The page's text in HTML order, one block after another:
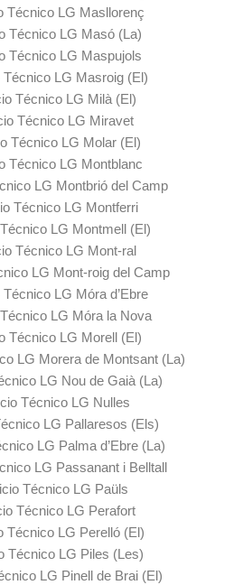
Técnico LG Masllorenç
Técnico LG Masó (La)
Técnico LG Maspujols
Técnico LG Masroig (El)
Técnico LG Milà (El)
Técnico LG Miravet
Técnico LG Molar (El)
Técnico LG Montblanc
LG Montbrió del Camp
Técnico LG Montferri
LG Montmell (El)
Técnico LG Mont-ral
LG Mont-roig del Camp
LG Móra d’Ebre
LG Móra la Nova
Técnico LG Morell (El)
LG Morera de Montsant (La)
LG Nou de Gaià (La)
Técnico LG Nulles
LG Pallaresos (Els)
LG Palma d’Ebre (La)
LG Passanant i Belltall
Técnico LG Paüls
Técnico LG Perafort
Técnico LG Perelló (El)
Técnico LG Piles (Les)
LG Pinell de Brai (El)